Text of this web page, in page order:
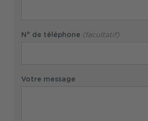
N° de téléphone (facultatif)
Votre message